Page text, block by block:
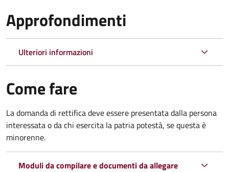
Approfondimenti
Ulteriori informazioni
Come fare
La domanda di rettifica deve essere presentata dalla persona
interessata oda chi esercita la patria potestà, se questa è
minorenne.
Moduli da compilare e documenti da allegare